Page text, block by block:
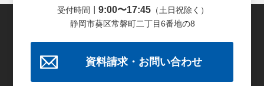
受付時間┃ 9:00〜17:45（土日祝除く）
静岡市葵区常磐町二丁目6番地の8
資料請求・お問い合わせ